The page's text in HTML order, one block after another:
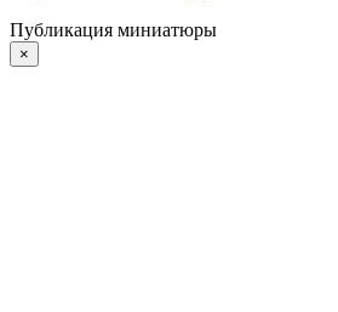
Публикация миниатюры
×